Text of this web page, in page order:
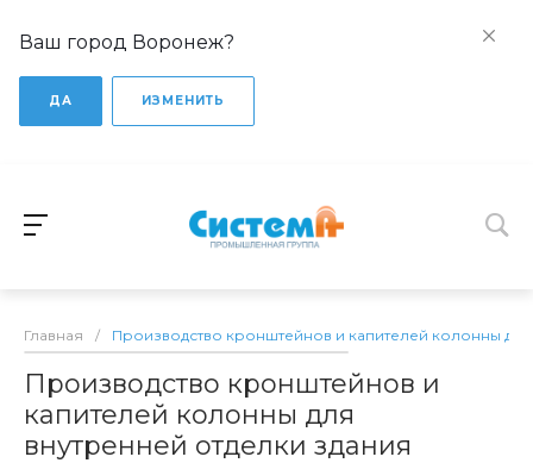
Ваш город Воронеж?
ДА ИЗМЕНИТЬ
Главная / Производство кронштейнов и капителей колонны
Производство кронштейнов и
капителей колонны для
внутренней отделки здания